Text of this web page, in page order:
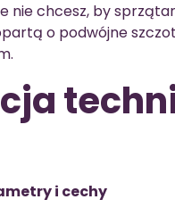
nie chcesz, by
o podwójne
i cechy